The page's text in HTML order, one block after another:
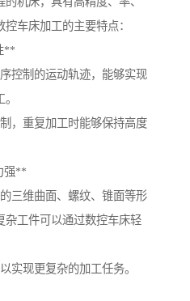
车床加工的主要特点：
**
控制的运动轨迹，能够实现
，重复加工时能够保持高度
强**
三维曲面、螺纹、锥面等形
杂工件可以通过数控车床轻
实现更复杂的加工任务。